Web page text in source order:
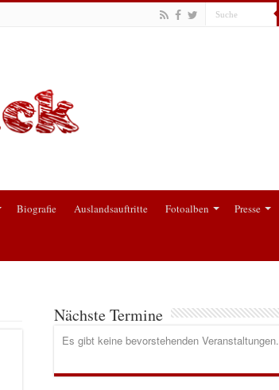
Biografie Auslandsauftritte Fotoalben Presse
Nächste Termine
Es gibt keine bevorstehenden Veranstaltungen.